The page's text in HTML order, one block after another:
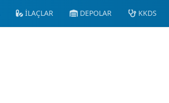
İLAÇLAR DEPOLAR KKDS